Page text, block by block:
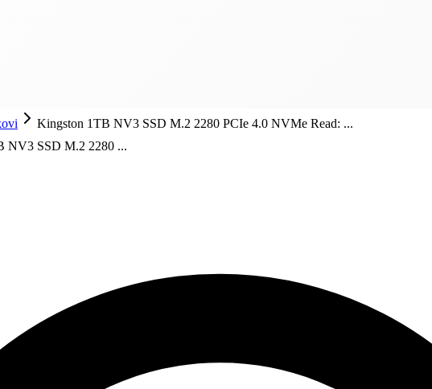
Kingston 1TB NV3 SSD M.2 2280 PCIe 4.0 NVMe Read: ...
NV3 SSD M.2 2280 ...